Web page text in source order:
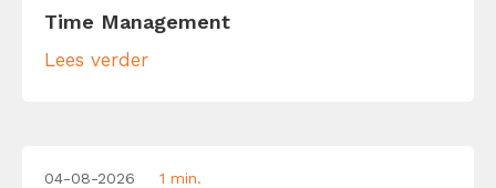
Time Management
Lees verder
04-08-2026 1 min.